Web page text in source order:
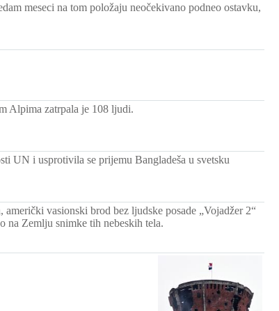
meseci na tom položaju neočekivano podneo ostavku,
Alpima zatrpala je 108 ljudi.
UN i usprotivila se prijemu Bangladeša u svetsku
vasionski brod bez ljudske posade „Vojadžer 2“
na Zemlju snimke tih nebeskih tela.